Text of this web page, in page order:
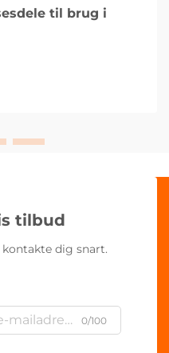
til brug i
tilbud
dig snart.
0/100